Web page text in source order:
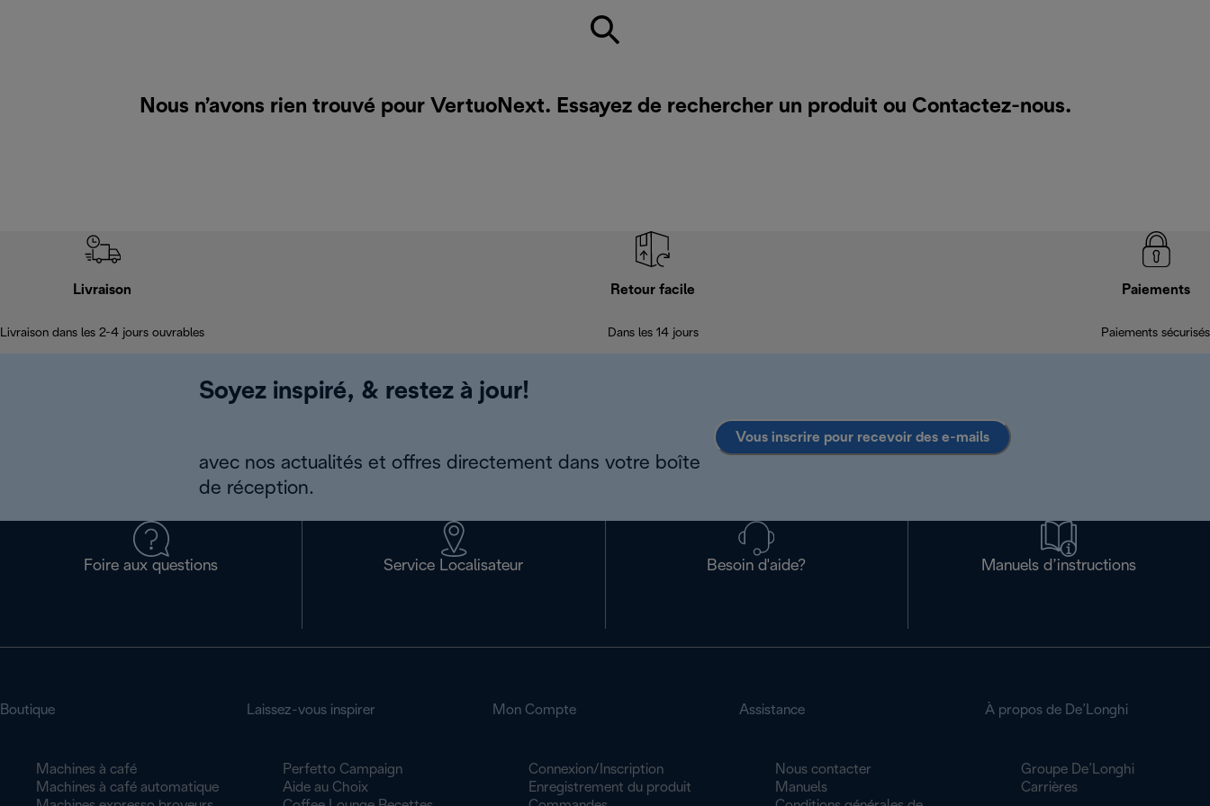
Nous n’avons rien trouvé pour VertuoNext. Essayez de rechercher un produit ou Contactez-nous.
Livraison
Livraison dans les 2-4 jours ouvrables
Retour facile
Dans les 14 jours
Paiements
Paiements sécurisés
Soyez inspiré, & restez à jour!
avec nos actualités et offres directement dans votre boîte
de réception.
Vous inscrire pour recevoir des e-mails
Foire aux questions Service Localisateur Besoin d'aide? Manuels d’instructions
Boutique
Machines à café
Machines à café automatique
Laissez-vous inspirer
Perfetto Campaign
Aide au Choix
Mon Compte
Connexion/Inscription
Enregistrement du produit
Assistance
Nous contacter
Manuels
À propos de De’Longhi
Groupe De’Longhi
Carrières